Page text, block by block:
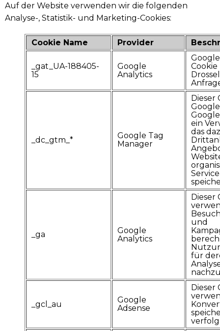
Auf der Website verwenden wir die folgenden
Analyse-, Statistik- und Marketing-Cookies:
Cookie Name Provider
_gat_UA-188405-
15
Google
Analytics
_dc_gtm_*
Google Tag
Manager
Dieser
ein
das
_ga
Google
Analytics
Dieser
und
für
_gcl_au
Google
Adsense
Dieser